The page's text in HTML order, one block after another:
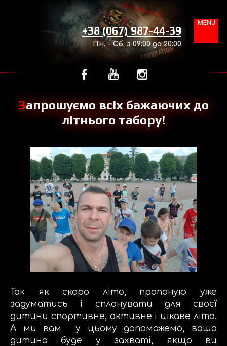
+38 (067) 987-44-39
Пн. - Сб. з 09:00 до 20:00
Запрошуємо всіх бажаючих до
літнього табору!
Так як скоро літо, пропоную уже
задуматись і спланувати для своєї
дитини спортивне, активне і цікаве літо.
А ми вам у цьому допоможемо, ваша
дитина буде у захваті, якщо ви
MENU